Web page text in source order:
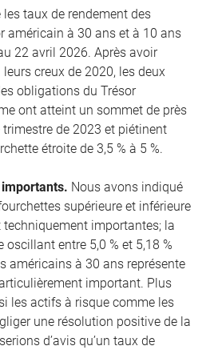
taux de rendement des
américain à 30 ans et à 10 ans
22 avril 2026. Après avoir
creux de 2020, les deux
obligations du Trésor
ont atteint un sommet de près
de 2023 et piétinent
étroite de 3,5 % à 5 %.
Nous avons indiqué
supérieure et inférieure
importantes; la
oscillant entre 5,0 % et 5,18 %
américains à 30 ans représente
important. Plus
les actifs à risque comme les
une résolution positive de la
d’avis qu’un taux de